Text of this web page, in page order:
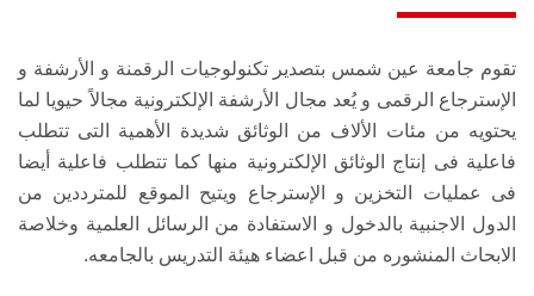
تقوم جامعة عين شمس بتصدير تكنولوجيات الرقمنة و الأرشفة و
الإسترجاع الرقمى و يُعد مجال الأرشفة الإلكترونية مجالاً حيويا لما
يحتويه من مئات الألاف من الوثائق شديدة الأهمية التى تتطلب
فاعلية فى إنتاج الوثائق الإلكترونية منها كما تتطلب فاعلية أيضا
فى عمليات التخزين و الإسترجاع ويتيح الموقع للمترددين من
الدول الاجنبية بالدخول و الاستفادة من الرسائل العلمية وخلاصة
الابحاث المنشوره من قبل اعضاء هيئة التدريس بالجامعه.